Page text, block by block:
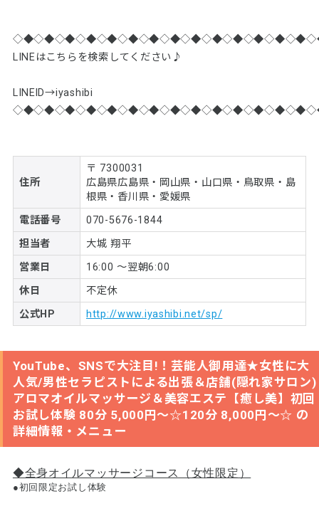
LINEはこちらを検索してください♪
LINElD→iyashibi
住所
〒 7300031
広島県広島県・岡山県・山口県・鳥取県・島
根県・香川県・愛媛県
電話番号 070-5676-1844
担当者 大城 翔平
営業日 16:00 ～翌朝6:00
休日 不定休
公式HP http://www.iyashibi.net/sp/
YouTube、SNSで大注目!！芸能人御用達★女性に大
人気/男性セラピストによる出張＆店舗(隠れ家サロン)
アロマオイルマッサージ＆美容エステ【癒し美】初回
お試し体験 80分 5,000円～☆120分 8,000円～☆ の
詳細情報・メニュー
◆全身オイルマッサージコース（女性限定）
●初回限定お試し体験